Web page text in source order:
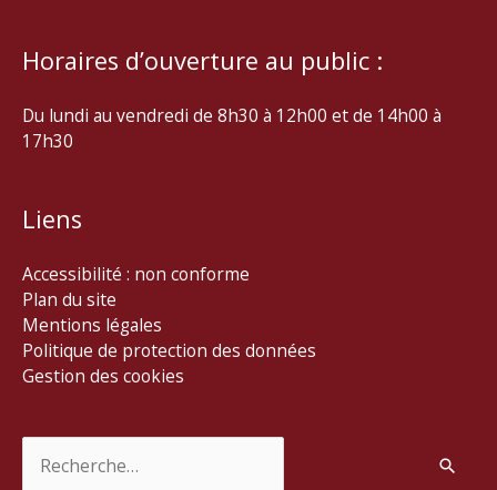
Horaires d’ouverture au public :
Du lundi au vendredi de 8h30 à 12h00 et de 14h00 à
17h30
Liens
Accessibilité : non conforme
Plan du site
Mentions légales
Politique de protection des données
Gestion des cookies